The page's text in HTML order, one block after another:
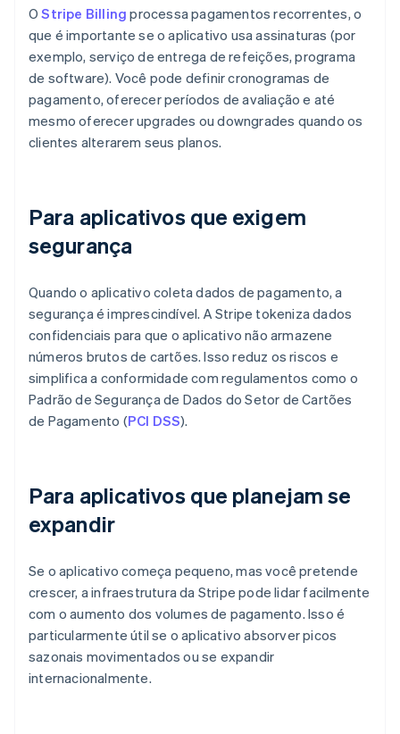
OStripe Billing processa pagamentos recorrentes, o
que é importante se o aplicativo usa assinaturas (por
exemplo, serviço de entrega de refeições, programa
de software). Você pode definir cronogramas de
pagamento, oferecer períodos de avaliação e até
mesmo oferecer upgrades ou downgrades quando os
clientes alterarem seus planos.
Para aplicativos que exigem
segurança
Quando o aplicativo coleta dados de pagamento, a
segurança é imprescindível. A Stripe tokeniza dados
confidenciais para que o aplicativo não armazene
números brutos de cartões. Isso reduz os riscos e
simplifica a conformidade com regulamentos como o
Padrão de Segurança de Dados do Setor de Cartões
de Pagamento (PCI DSS).
Para aplicativos que planejam se
expandir
Se o aplicativo começa pequeno, mas você pretende
crescer, a infraestrutura da Stripe pode lidar facilmente
com o aumento dos volumes de pagamento. Isso é
particularmente útil se o aplicativo absorver picos
sazonais movimentados ou se expandir
internacionalmente.